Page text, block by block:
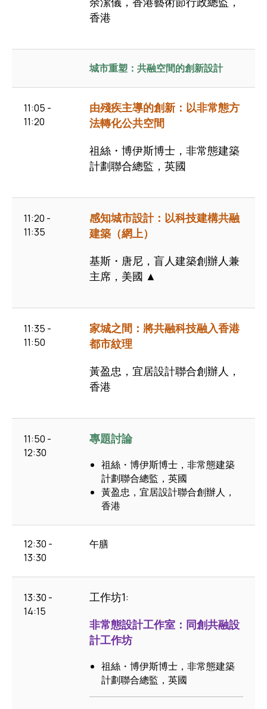
香港
城市重塑：共融空間的創新設計
11:05 -
11:20
由殘疾主導的創新：以非常態方
法轉化公共空間
祖絲・博伊斯博士，非常態建築
計劃聯合總監，英國
11:20 -
11:35
感知城市設計：以科技建構共融
建築（網上）
基斯・唐尼，盲人建築創辦人兼
主席，美國 ▲
11:35 -
11:50
家城之間：將共融科技融入香港
都市紋理
黃盈忠，宜居設計聯合創辦人，
香港
11:50 -
12:30
專題討論
祖絲・博伊斯博士，非常態建築
計劃聯合總監，英國
黃盈忠，宜居設計聯合創辦人，
香港
12:30 -
13:30
午膳
13:30 -
14:15
工作坊1:
非常態設計工作室：同創共融設
計工作坊
祖絲・博伊斯博士，非常態建築
計劃聯合總監，英國